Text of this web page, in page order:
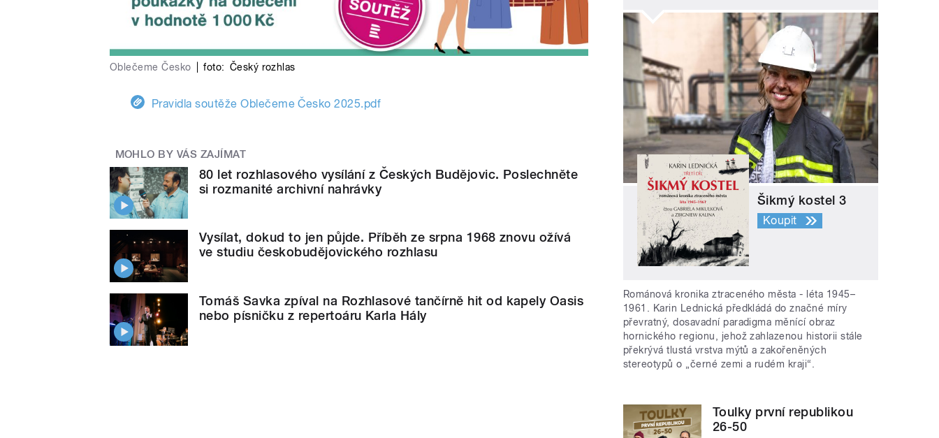
Oblečeme Česko foto: Český rozhlas
Pravidla soutěže Oblečeme Česko 2025.pdf
MOHLO BY VÁS ZAJÍMAT
80 let rozhlasového vysílání z Českých Budějovic. Poslechněte
si rozmanité archivní nahrávky
Vysílat, dokud to jen půjde. Příběh ze srpna 1968 znovu ožívá
ve studiu českobudějovického rozhlasu
Tomáš Savka zpíval na Rozhlasové tančírně hit od kapely Oasis
nebo písničku z repertoáru Karla Hály
Šikmý kostel 3
Koupit
Románová kronika ztraceného města - léta 1945–
1961. Karin Lednická předkládá do značné míry
převratný, dosavadní paradigma měnící obraz
hornického regionu, jehož zahlazenou historii stále
překrývá tlustá vrstva mýtů a zakořeněných
stereotypů o „černé zemi a rudém kraji“.
Toulky první republikou
26-50